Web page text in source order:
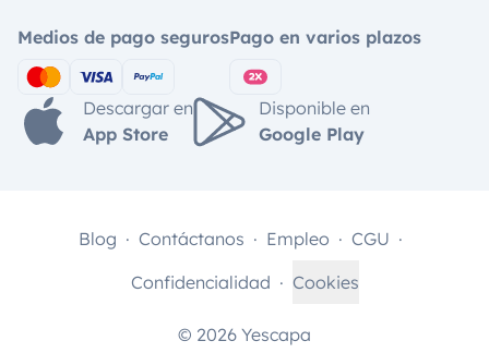
Medios de pago segurosPago en varios plazos
Descargar en
App Store
Disponible en
Google Play
© 2026 Yescapa
Blog Contáctanos Empleo
CGU
Confidencialidad
Cookies